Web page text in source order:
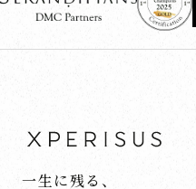
一生に残る、